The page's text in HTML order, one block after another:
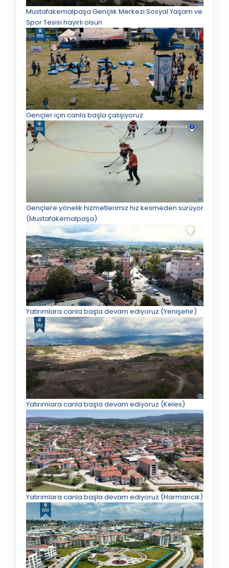
Mustafakemalpaşa Gençlik Merkezi Sosyal Yaşam ve
Spor Tesisi hayırlı olsun
Gençler için canla başla çalışıyoruz
Gençlere yönelik hizmetlerimiz hız kesmeden sürüyor
(Mustafakemalpaşa)
Yatırımlara canla başla devam ediyoruz (Yenişehir)
Yatırımlara canla başla devam ediyoruz (Keles)
Yatırımlara canla başla devam ediyoruz (Harmancık)